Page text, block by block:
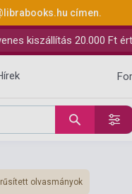
címen.
kiszállítás 20.000 Ft
olvasmányok